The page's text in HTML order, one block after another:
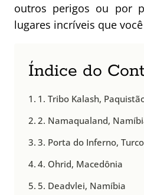
outros perigos ou por
lugares incríveis que
Índice do
1. Tribo Kalash,
2. Namaqualand,
3. Porta do Inferno,
4. Ohrid, Macedônia
5. Deadvlei, Namíbia